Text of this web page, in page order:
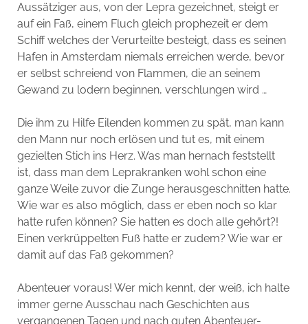
Aussätziger aus, von der Lepra gezeichnet, steigt er
auf ein Faß, einem Fluch gleich prophezeit er dem
Schiff welches der Verurteilte besteigt, dass es seinen
Hafen in Amsterdam niemals erreichen werde, bevor
er selbst schreiend von Flammen, die an seinem
Gewand zu lodern beginnen, verschlungen wird …
Die ihm zu Hilfe Eilenden kommen zu spät, man kann
den Mann nur noch erlösen und tut es, mit einem
gezielten Stich ins Herz. Was man hernach feststellt
ist, dass man dem Leprakranken wohl schon eine
ganze Weile zuvor die Zunge herausgeschnitten hatte.
Wie war es also möglich, dass er eben noch so klar
hatte rufen können? Sie hatten es doch alle gehört?!
Einen verkrüppelten Fuß hatte er zudem? Wie war er
damit auf das Faß gekommen?
Abenteuer voraus! Wer mich kennt, der weiß, ich halte
immer gerne Ausschau nach Geschichten aus
vergangenen Tagen und nach guten Abenteuer-